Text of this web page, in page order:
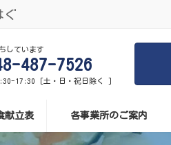
ぐ
しています
487-7526
17:30 [土・日・祝日除く ]
献立表 各事業所のご案内